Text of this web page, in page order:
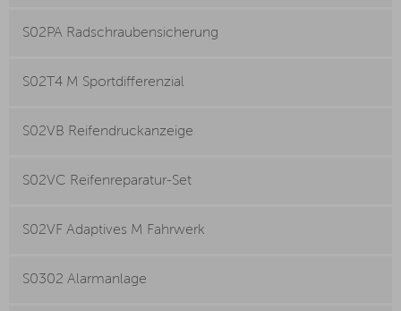
S02PA Radschraubensicherung
S02T4 M Sportdifferenzial
S02VB Reifendruckanzeige
S02VC Reifenreparatur-Set
S02VF Adaptives M Fahrwerk
S0302 Alarmanlage